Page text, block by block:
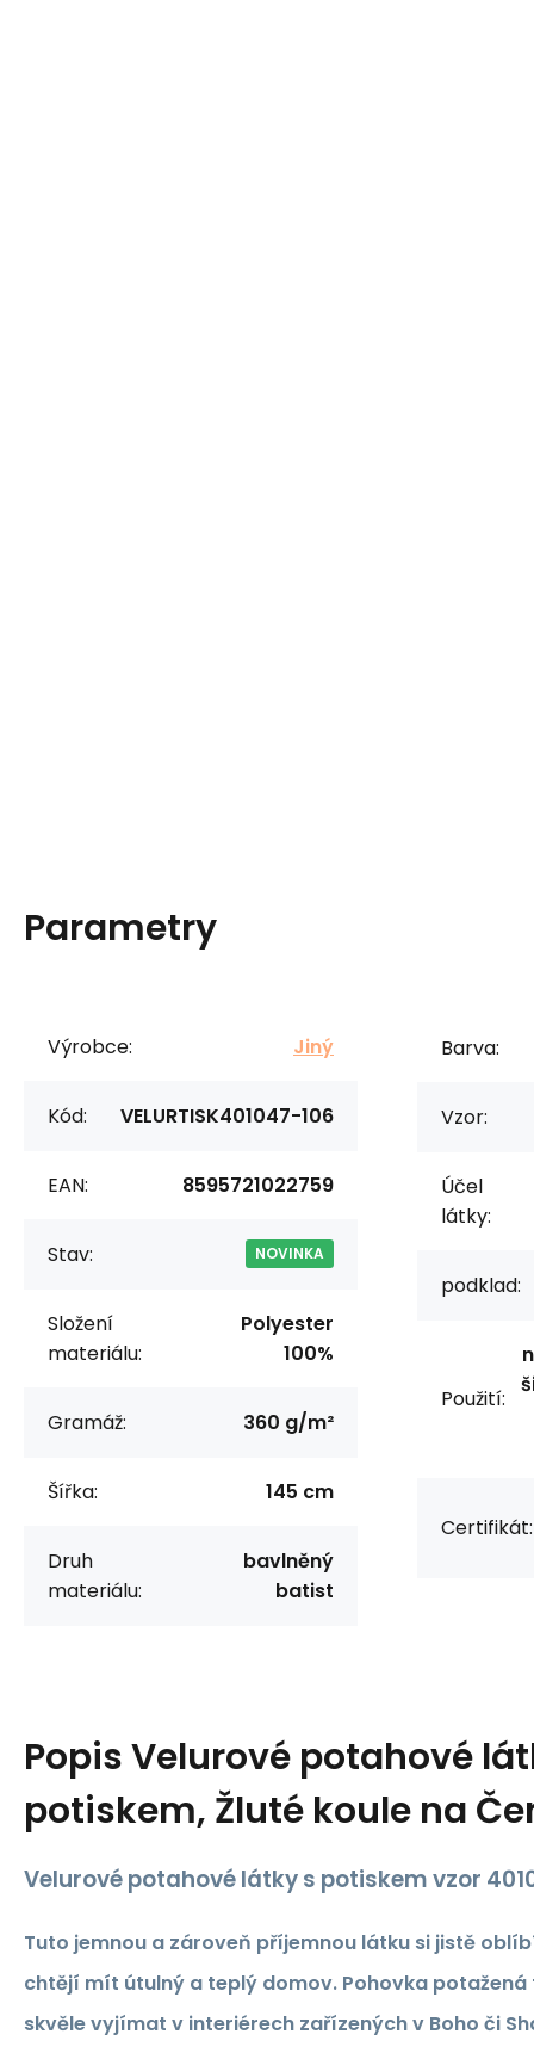
Parametry
Výrobce: Jiný
Kód: VELURTISK401047-106
EAN: 8595721022759
Stav: NOVINKA
Složení
materiálu:
Polyester
100%
Gramáž: 360 g/m²
Šířka: 145 cm
Druh
materiálu:
bavlněný
batist
Barva:
Vzor:
Účel
látky:
podklad:
Použití:
Certifikát:
PopisVelurové potahové
potiskem, Žluté koule na
Velurové potahové látky s potiskem vzor
Tuto jemnou a zároveň příjemnou látku si jistě
chtějí mít útulný a teplý domov. Pohovka
skvěle vyjímat v interiérech zařízených v Boho či